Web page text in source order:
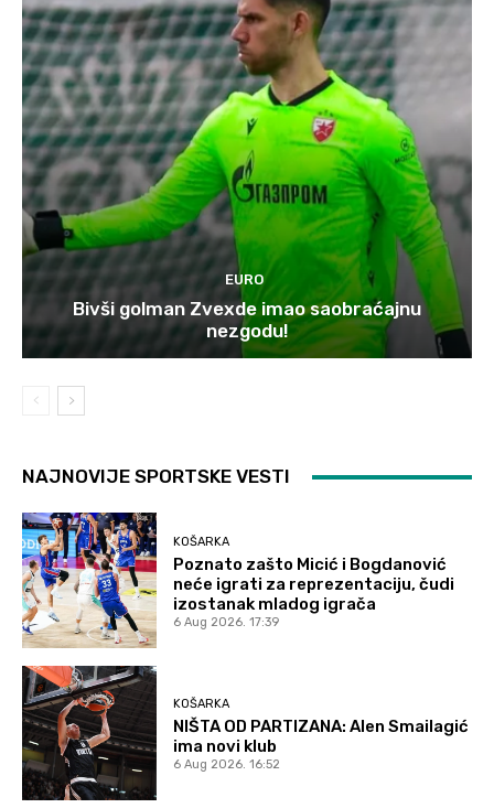
EURO
Bivši golman Zvexde imao saobraćajnu
nezgodu!
NAJNOVIJE SPORTSKE VESTI
KOŠARKA
Poznato zašto Micić i Bogdanović
neće igrati za reprezentaciju, čudi
izostanak mladog igrača
6 Aug 2026. 17:39
KOŠARKA
NIŠTA OD PARTIZANA: Alen Smailagić
ima novi klub
6 Aug 2026. 16:52